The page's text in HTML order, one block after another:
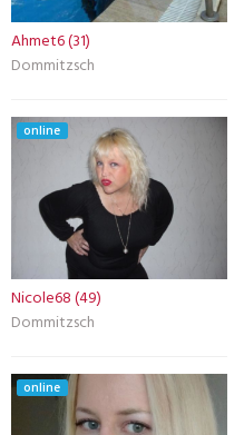
Ahmet6 (31)
Dommitzsch
online
Nicole68 (49)
Dommitzsch
online